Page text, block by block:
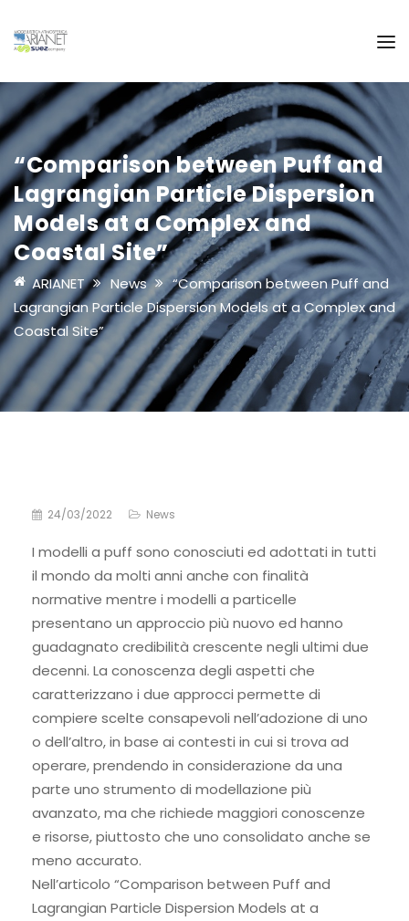
“Comparison between Puff and
Lagrangian Particle Dispersion
Models at a Complex and
Coastal Site”
ARIANET News
“Comparison between Puff and
Lagrangian Particle Dispersion Models at a Complex and
Coastal Site”
24/03/2022 News
I modelli a puff sono conosciuti ed adottati in tutti
il mondo da molti anni anche con finalità
normative mentre i modelli a particelle
presentano un approccio più nuovo ed hanno
guadagnato credibilità crescente negli ultimi due
decenni. La conoscenza degli aspetti che
caratterizzano i due approcci permette di
compiere scelte consapevoli nell’adozione di uno
o dell’altro, in base ai contesti in cui si trova ad
operare, prendendo in considerazione da una
parte uno strumento di modellazione più
avanzato, ma che richiede maggiori conoscenze
e risorse, piuttosto che uno consolidato anche se
meno accurato.
Nell’articolo “Comparison between Puff and
Lagrangian Particle Dispersion Models at a